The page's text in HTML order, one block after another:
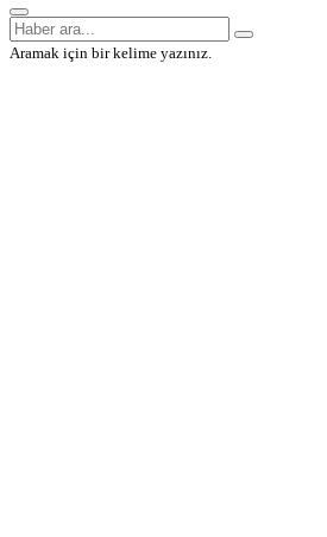
Aramak için bir kelime yazınız.